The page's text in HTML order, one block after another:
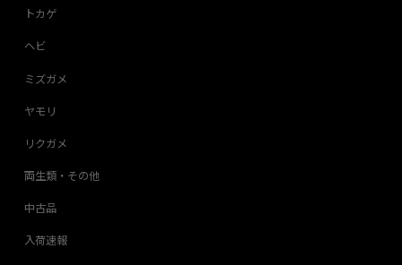
トカゲ
ヘビ
ミズガメ
ヤモリ
リクガメ
両生類・その他
中古品
入荷速報